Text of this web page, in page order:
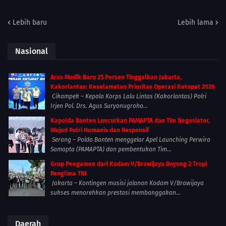
Lebih baru Lebih lama
Nasional
Arus Mudik Baru 25 Persen Tinggalkan Jakarta,
Kakorlantas: Keselamatan Prioritas Operasi Ketupat 2026
Cikampek – Kepala Korps Lalu Lintas (Kakorlantas) Polri
Irjen Pol. Drs. Agus Suryonugroho...
Kapolda Banten Luncurkan PAMAPTA dan Tim Negosiator,
Wujud Polri Humanis dan Responsif
Serang – Polda Banten menggelar Apel Launching Perwira
Samapta (PAMAPTA) dan pembentukan Tim...
Grup Pengamen dari Kodam V/Brawijaya Boyong 2 Tropi
Panglima TNI
Jakarta – Kontingen musisi jalanan Kodam V/Brawijaya
sukses menorehkan prestasi membanggakan...
Daerah